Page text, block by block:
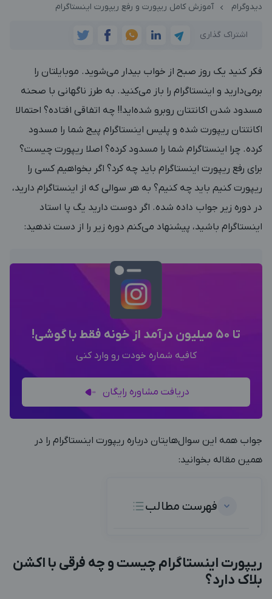
دیدوگرام آموزش کامل ریپورت و رفع ریپورت اینستاگرام
اشتراک گذاری
فکر کنید یک روز صبح از خواب بیدار می‌شوید. موبایلتان را
برمی‌دارید و اینستاگرام را باز می‌کنید. به طرز ناگهانی با صحنه
مسدود شدن اکانتتان روبرو شده‌اید!! چه اتفاقی افتاده؟ احتمالا
اکانتتان ریپورت شده و پلیس اینستاگرام پیج شما را مسدود
کرده. چرا اینستاگرام شما را مسدود کرده؟ اصلا ریپورت چیست؟
برای رفع ریپورت اینستاگرام باید چه کرد؟ اگر بخواهیم کسی را
ریپورت کنیم باید چه کنیم؟ به هر سوالی که از اینستاگرام دارید،
در دوره زیر جواب داده شده. اگر دوست دارید یگ پا استاد
اینستاگرام باشید، پیشنهاد می‌کنم دوره زیر را از دست ندهید:
تا 50 میلیون درآمد از خونه فقط با گوشی!
کافیه شماره خودت رو وارد کنی
دریافت مشاوره رایگان
جواب همه این سوال‌هایتان درباره ریپورت اینستاگرام را در
همین مقاله بخوانید:
فهرست مطالب
ریپورت اینستاگرام چیست و چه فرقی با اکشن
بلاک دارد؟